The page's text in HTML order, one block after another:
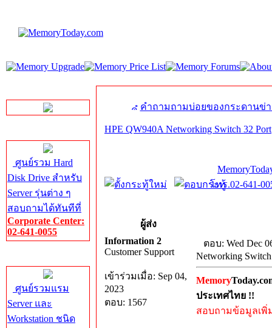
ศูนย์รวม Hard
Disk Drive สำหรับ
Server รุ่นต่าง ๆ
สอบถามได้ทันทีที่
Corporate Center:
02-641-0055
ศูนย์รวมแรม
Server และ
Workstation ชนิด
คำถามถามบ่อยของกระดานข่
HPE QW940A Networking Switch 32 Port
โทร.02-641-
ผู้ส่ง
Information 2
Customer Support
เข้าร่วมเมื่อ: Sep 04,
2023
ตอบ: 1567
ตอบ: Wed Dec
Networking
Memory
ประเทศไทย !!
สอบถามข้อมูลเพิ่